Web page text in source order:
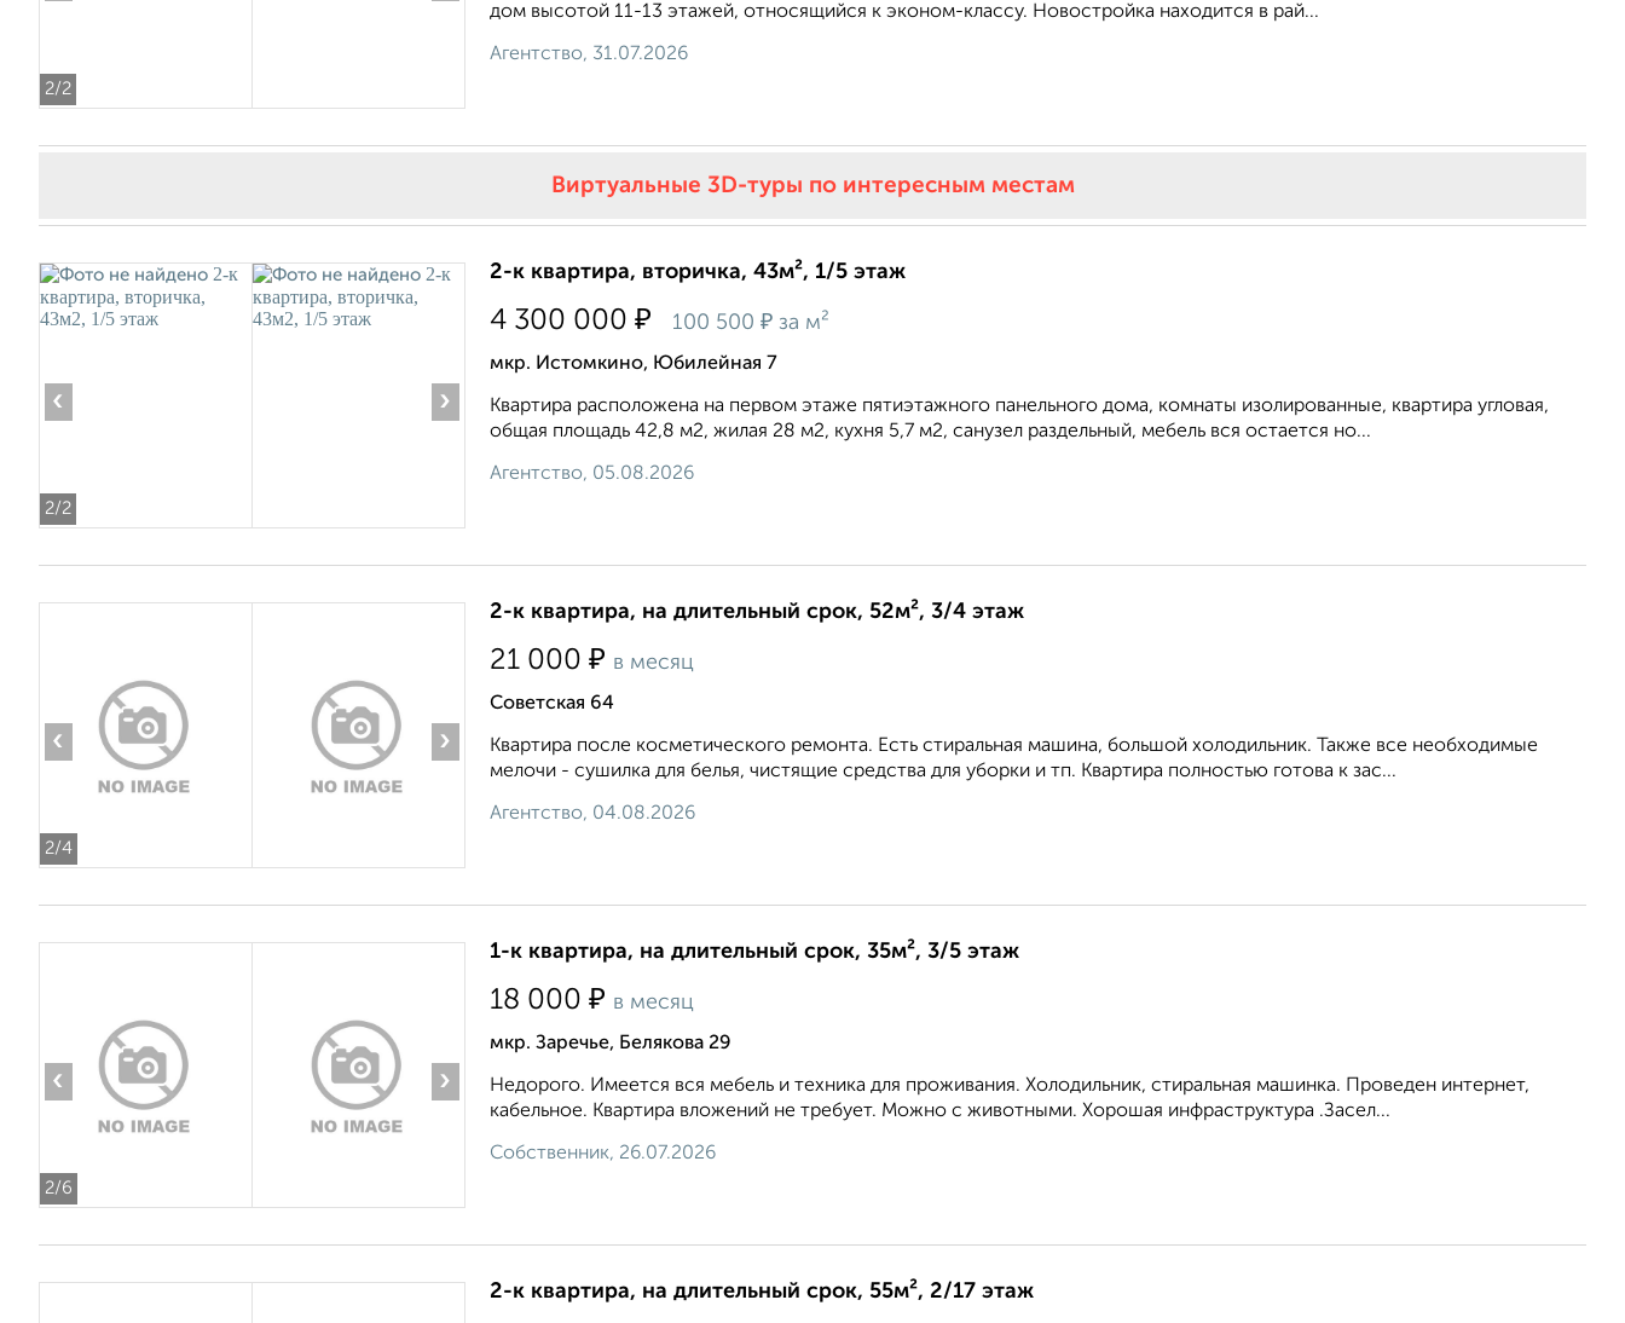
2/2
дом высотой 11-13 этажей, относящийся к эконом-классу. Новостройка находится в рай...
Агентство, 31.07.2026
Виртуальные 3D-туры по интересным местам
2/2
‹ ›
2-к квартира, вторичка, 43м², 1/5 этаж
4 300 000 ₽ 100 500 ₽ за м²
мкр. Истомкино, Юбилейная 7
Квартира расположена на первом этаже пятиэтажного панельного дома, комнаты изолированные, квартира угловая,
общая площадь 42,8 м2, жилая 28 м2, кухня 5,7 м2, санузел раздельный, мебель вся остается но...
Агентство, 05.08.2026
2/4
‹ ›
2-к квартира, на длительный срок, 52м², 3/4 этаж
21 000 ₽ в месяц
Советская 64
Квартира после косметического ремонта. Есть стиральная машина, большой холодильник. Также все необходимые
мелочи - сушилка для белья, чистящие средства для уборки и тп. Квартира полностью готова к зас...
Агентство, 04.08.2026
2/6
‹ ›
1-к квартира, на длительный срок, 35м², 3/5 этаж
18 000 ₽ в месяц
мкр. Заречье, Белякова 29
Недорого. Имеется вся мебель и техника для проживания. Холодильник, стиральная машинка. Проведен интернет,
кабельное. Квартира вложений не требует. Можно с животными. Хорошая инфраструктура .Засел...
Собственник, 26.07.2026
2-к квартира, на длительный срок, 55м², 2/17 этаж